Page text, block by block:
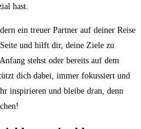
hast.
ein treuer Partner auf deiner Reise
und hilft dir, ⁣deine Ziele zu
stehst oder bereits auf dem
dich dabei, immer fokussiert und
⁢inspirieren und bleibe ‌dran, denn